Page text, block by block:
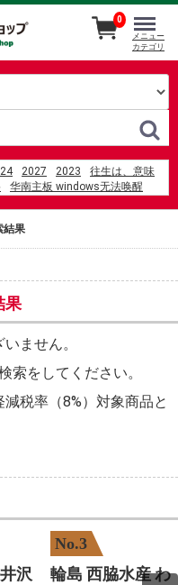
2027 2023
往生は、意味
华南主板 windows无法唤醒
すいか
0
メニュー
カテゴリ
結果
果
ません。
索をしてください。
税率（8%）対象商品と
沢
No.3
輪島 西脇水産 わ